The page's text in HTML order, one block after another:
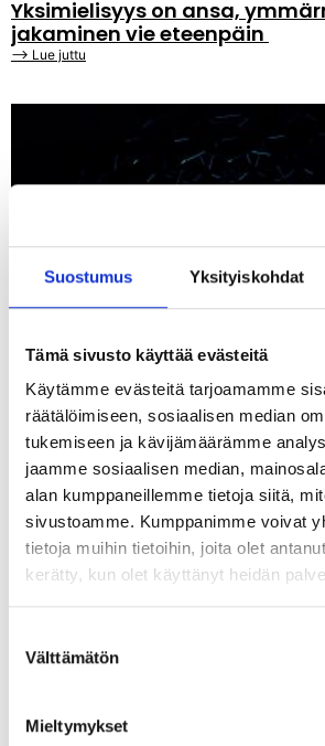
Suostumus Yksityiskohdat
Tämä sivusto käyttää evästeitä
Käytämme evästeitä tarjoamamme
räätälöimiseen, sosiaalisen median
tukemiseen ja kävijämäärämme
jaamme sosiaalisen median,
alan kumppaneillemme tietoja siitä,
sivustoamme. Kumppanimme voivat
tietoja muihin tietoihin, joita olet
kerätty, kun olet käyttänyt heidän
valinta
Välttämätön
Mieltymykset
Yksimielisyys on ansa,
jakaminen vie eteenpäin
⟶ Lue juttu
agentti vaan paras orkestrointi